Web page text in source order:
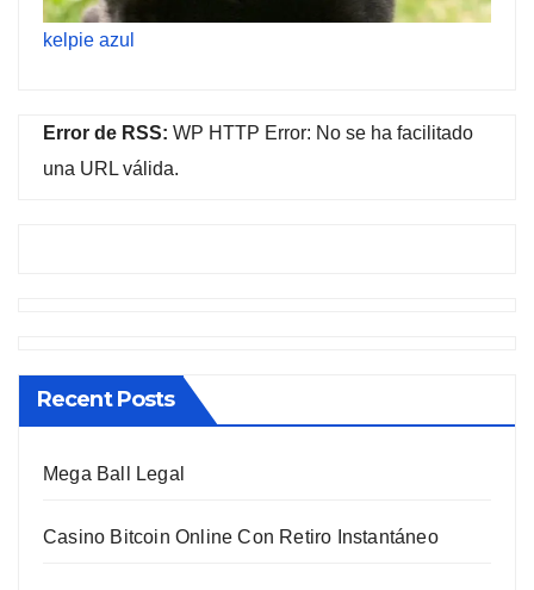
kelpie azul
Error de RSS: WP HTTP Error: No se ha facilitado
una URL válida.
Recent Posts
Mega Ball Legal
Casino Bitcoin Online Con Retiro Instantáneo